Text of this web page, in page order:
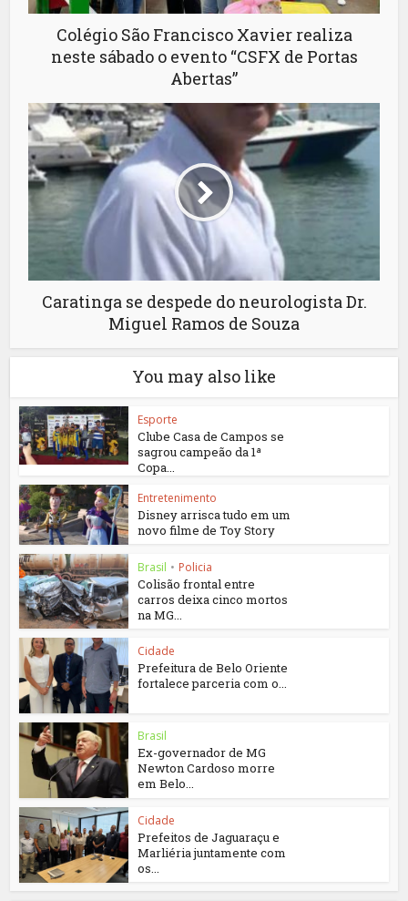
Colégio São Francisco Xavier realiza
neste sábado o evento “CSFX de Portas
Abertas”
Caratinga se despede do neurologista Dr.
Miguel Ramos de Souza
You may also like
Esporte
Clube Casa de Campos se
sagrou campeão da 1ª
Copa...
Entretenimento
Disney arrisca tudo em um
novo filme de Toy Story
Brasil • Policia
Colisão frontal entre
carros deixa cinco mortos
na MG...
Cidade
Prefeitura de Belo Oriente
fortalece parceria com o...
Brasil
Ex-governador de MG
Newton Cardoso morre
em Belo...
Cidade
Prefeitos de Jaguaraçu e
Marliéria juntamente com
os...